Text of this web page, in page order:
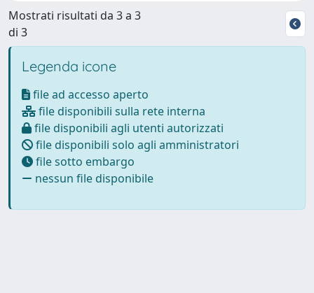
Mostrati risultati da 3 a 3
di 3
Legenda icone
file ad accesso aperto
file disponibili sulla rete interna
file disponibili agli utenti autorizzati
file disponibili solo agli amministratori
file sotto embargo
nessun file disponibile